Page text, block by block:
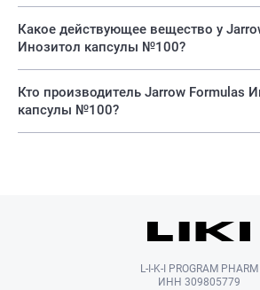
Какое действующее вещество у
Инозитол капсулы №100?
Кто производитель Jarrow Formulas
капсулы №100?
L-I-K-I PROGRAM PHARM
ИНН 309805779